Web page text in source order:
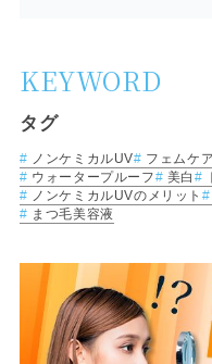
KEYWORD
タグ
ノンケミカルUV フェムケ
ウォータープルーフ
美白
ノンケミカルUVのメリット
まつ毛美容液